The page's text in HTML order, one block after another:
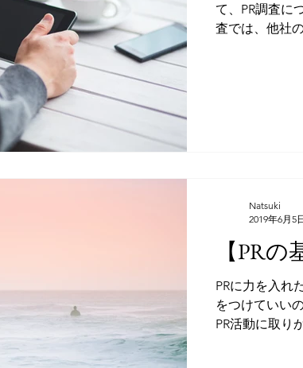
て、PR調査に
査では、他社
【PR
PRに力を入れ
をつけていい
PR活動に取り
Natsuki
2019年6月5